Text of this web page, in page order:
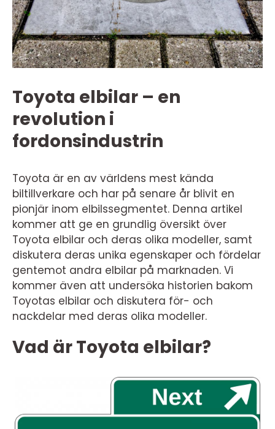
Toyota elbilar – en
revolution i
fordonsindustrin
Toyota är en av världens mest kända
biltillverkare och har på senare år blivit en
pionjär inom elbilssegmentet. Denna artikel
kommer att ge en grundlig översikt över
Toyota elbilar och deras olika modeller, samt
diskutera deras unika egenskaper och fördelar
gentemot andra elbilar på marknaden. Vi
kommer även att undersöka historien bakom
Toyotas elbilar och diskutera för- och
nackdelar med deras olika modeller.
Vad är Toyota elbilar?